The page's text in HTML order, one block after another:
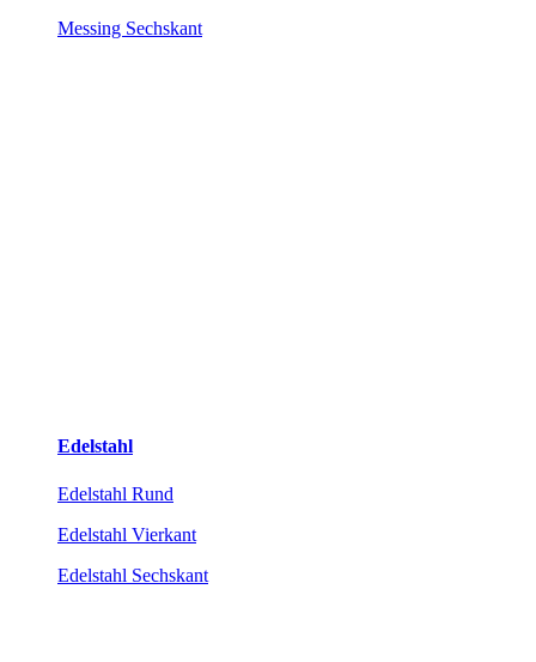
Messing Sechskant
Edelstahl
Edelstahl Rund
Edelstahl Vierkant
Edelstahl Sechskant